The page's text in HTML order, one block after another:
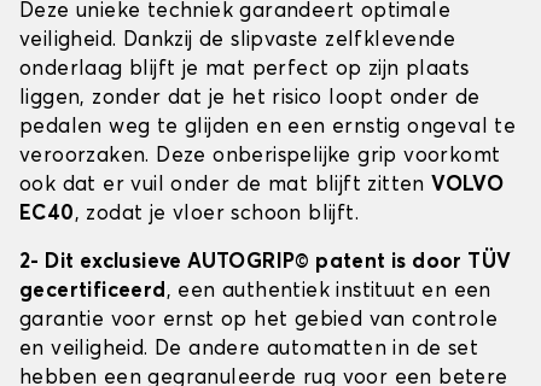
Deze unieke techniek garandeert optimale
veiligheid. Dankzij de slipvaste zelfklevende
onderlaag blijft je mat perfect op zijn plaats
liggen, zonder dat je het risico loopt onder de
pedalen weg te glijden en een ernstig ongeval te
veroorzaken. Deze onberispelijke grip voorkomt
ook dat er vuil onder de mat blijft zitten VOLVO
EC40, zodat je vloer schoon blijft.
2- Dit exclusieve AUTOGRIP© patent is door TÜV
gecertificeerd, een authentiek instituut en een
garantie voor ernst op het gebied van controle
en veiligheid. De andere automatten in de set
hebben een gegranuleerde rug voor een betere